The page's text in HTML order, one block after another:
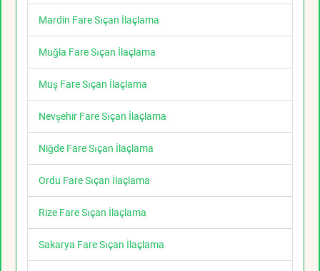
Mardin Fare Sıçan İlaçlama
Muğla Fare Sıçan İlaçlama
Muş Fare Sıçan İlaçlama
Nevşehir Fare Sıçan İlaçlama
Niğde Fare Sıçan İlaçlama
Ordu Fare Sıçan İlaçlama
Rize Fare Sıçan İlaçlama
Sakarya Fare Sıçan İlaçlama